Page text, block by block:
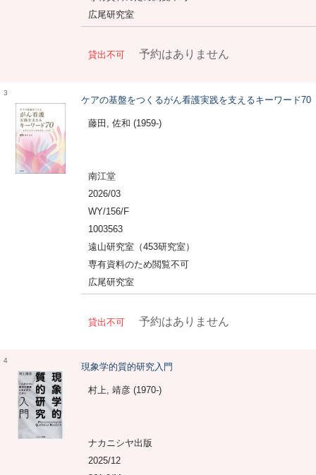
広尾研究室
貸出不可 予約はありません
3
ケアの基盤をつくるがん看護実践を支えるキーワード70
藤田, 佐和 (1959-)
南江堂
2026/03
WY/156/F
1003563
遠山研究室（453研究室）
専有資料のため閲覧不可
広尾研究室
貸出不可 予約はありません
4
現象学的質的研究入門
村上, 靖彦 (1970-)
ナカニシヤ出版
2025/12